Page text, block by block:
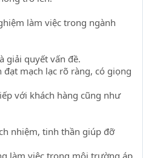
làm việc trong ngành
giải quyết vấn đề.
đạt mạch lạc rõ ràng, có giọng
với khách hàng cũng như
nhiệm, tinh thần giúp đỡ
làm việc trong môi trường áp